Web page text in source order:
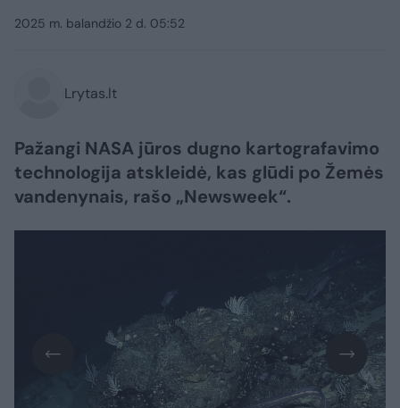
2025 m. balandžio 2 d. 05:52
Lrytas.lt
Pažangi NASA jūros dugno kartografavimo
technologija atskleidė, kas glūdi po Žemės
vandenynais, rašo „Newsweek“.